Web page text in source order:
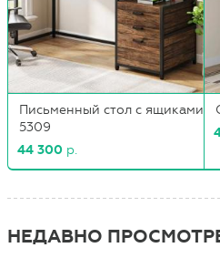
Письменный стол с ящиками
5309
44 300 р.
НЕДАВНО